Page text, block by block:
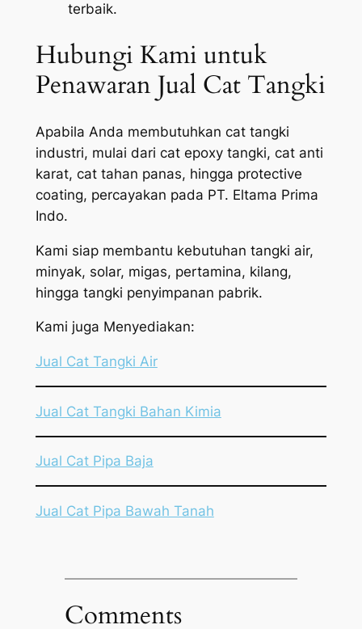
terbaik.
Hubungi Kami untuk
Penawaran Jual Cat Tangki
Apabila Anda membutuhkan cat tangki
industri, mulai dari cat epoxy tangki, cat anti
karat, cat tahan panas, hingga protective
coating, percayakan pada PT. Eltama Prima
Indo.
Kami siap membantu kebutuhan tangki air,
minyak, solar, migas, pertamina, kilang,
hingga tangki penyimpanan pabrik.
Kami juga Menyediakan:
Jual Cat Tangki Air
Jual Cat Tangki Bahan Kimia
Jual Cat Pipa Baja
Jual Cat Pipa Bawah Tanah
Comments